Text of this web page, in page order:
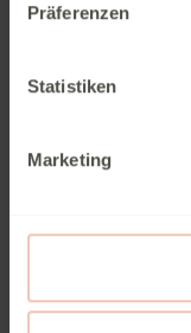
Präferenzen
Statistiken
Marketing
Tag